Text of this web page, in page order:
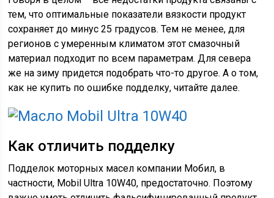
тем, что оптимальные показатели вязкости продукт
сохраняет до минус 25 градусов. Тем не менее, для
регионов с умеренным климатом этот смазочный
материал подходит по всем параметрам. Для севера
же на зиму придется подобрать что-то другое. А о том,
как не купить по ошибке подделку, читайте далее.
Как отличить подделку
Подделок моторных масел компании Мобил, в
частности, Mobil Ultra 10W40, предостаточно. Поэтому